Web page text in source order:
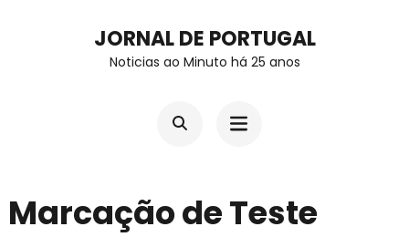
JORNAL DE PORTUGAL
Noticias ao Minuto há 25 anos
Marcação de Teste